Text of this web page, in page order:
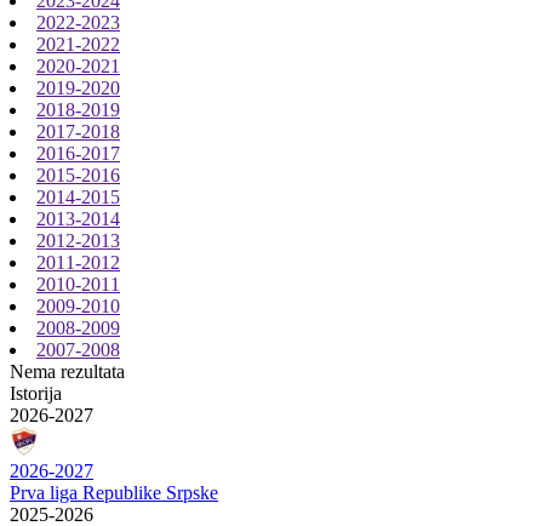
2022-2023
2021-2022
2020-2021
2019-2020
2018-2019
2017-2018
2016-2017
2015-2016
2014-2015
2013-2014
2012-2013
2011-2012
2010-2011
2009-2010
2008-2009
2007-2008
Nema rezultata
Istorija
2026-2027
2026-2027
Prva liga Republike Srpske
2025-2026